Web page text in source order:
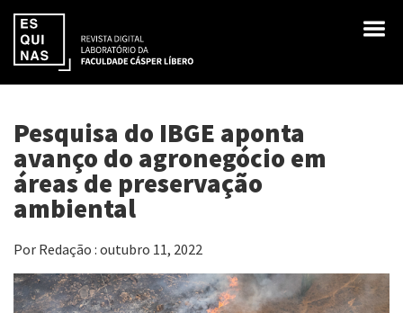
Pesquisa do IBGE aponta
avanço do agronegócio em
áreas de preservação
ambiental
Por Redação : outubro 11, 2022